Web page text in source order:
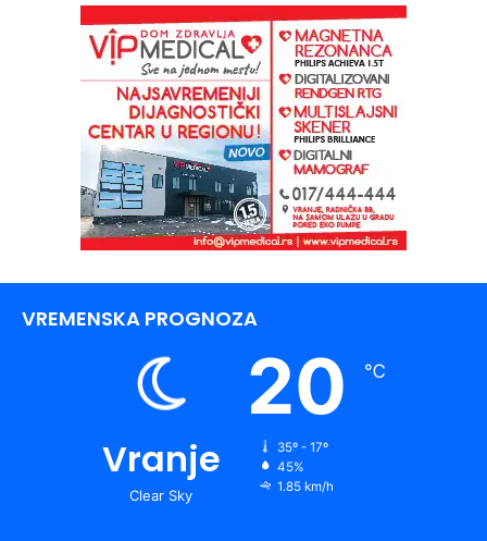
VREMENSKA PROGNOZA
Vranje
Clear Sky
20 ℃
35º - 17º
45%
1.85 km/h